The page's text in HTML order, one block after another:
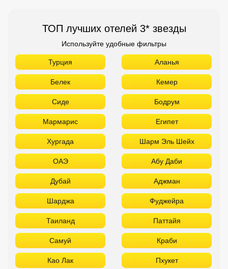
ТОП лучших отелей 3* звезды
Используйте удобные фильтры
Турция Аланья
Белек Кемер
Сиде Бодрум
Мармарис Египет
Хургада Шарм Эль Шейх
ОАЭ Абу Даби
Дубай Аджман
Шарджа Фуджейра
Таиланд Паттайя
Самуй Краби
Као Лак Пхукет